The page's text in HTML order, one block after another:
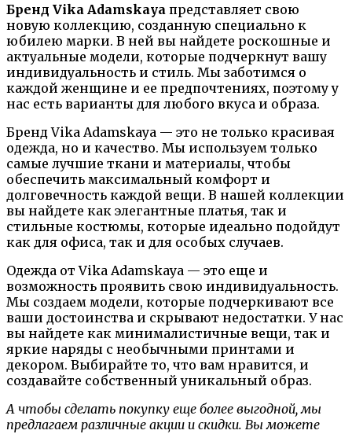
Бренд Vika Adamskaya представляет свою
новую коллекцию, созданную специально к
юбилею марки. В ней вы найдете роскошные и
актуальные модели, которые подчеркнут вашу
индивидуальность и стиль. Мы заботимся о
каждой женщине и ее предпочтениях, поэтому у
нас есть варианты для любого вкуса и образа.
Бренд Vika Adamskaya — это не только красивая
одежда, но и качество. Мы используем только
самые лучшие ткани и материалы, чтобы
обеспечить максимальный комфорт и
долговечность каждой вещи. В нашей коллекции
вы найдете как элегантные платья, так и
стильные костюмы, которые идеально подойдут
как для офиса, так и для особых случаев.
Одежда от Vika Adamskaya — это еще и
возможность проявить свою индивидуальность.
Мы создаем модели, которые подчеркивают все
ваши достоинства и скрывают недостатки. У нас
вы найдете как минималистичные вещи, так и
яркие наряды с необычными принтами и
декором. Выбирайте то, что вам нравится, и
создавайте собственный уникальный образ.
А чтобы сделать покупку еще более выгодной, мы
предлагаем различные акции и скидки. Вы можете